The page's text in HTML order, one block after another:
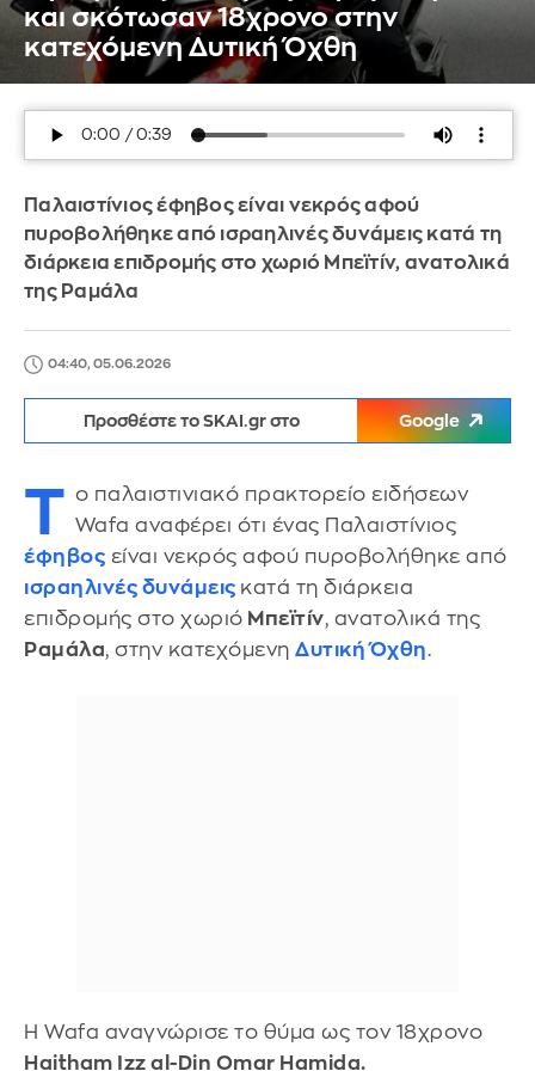
και σκότωσαν 18χρονο στην
κατεχόμενη Δυτική Όχθη
Παλαιστίνιος έφηβος είναι νεκρός αφού
πυροβολήθηκε από ισραηλινές δυνάμεις κατά τη
διάρκεια επιδρομής στο χωριό Μπεϊτίν, ανατολικά
της Ραμάλα
04:40, 05.06.2026
Προσθέστε το SKAI.gr στο Google
Τ ο παλαιστινιακό πρακτορείο ειδήσεων
Wafa αναφέρει ότι ένας Παλαιστίνιος
έφηβος είναι νεκρός αφού πυροβολήθηκε από
ισραηλινές δυνάμεις κατά τη διάρκεια
επιδρομής στο χωριό Μπεϊτίν, ανατολικά της
Ραμάλα, στην κατεχόμενη Δυτική Όχθη.
Η Wafa αναγνώρισε το θύμα ως τον 18χρονο
Haitham Izz al-Din Omar Hamida.